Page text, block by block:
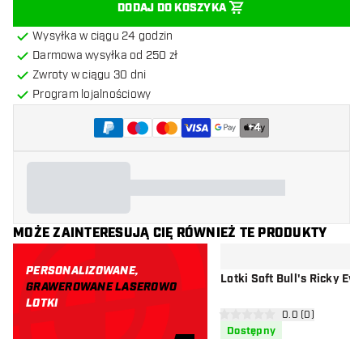
DODAJ DO KOSZYKA
Wysyłka w ciągu 24 godzin
Darmowa wysyłka od 250 zł
Zwroty w ciągu 30 dni
Program lojalnościowy
+4
MOŻE ZAINTERESUJĄ CIĘ RÓWNIEŻ TE PRODUKTY
PERSONALIZOWANE,
GRAWEROWANE LASEROWO
LOTKI
Lotki Soft Bull's Ricky
otwórz panel
0 gwiazdki oceny0.0 (0)
Dostępny